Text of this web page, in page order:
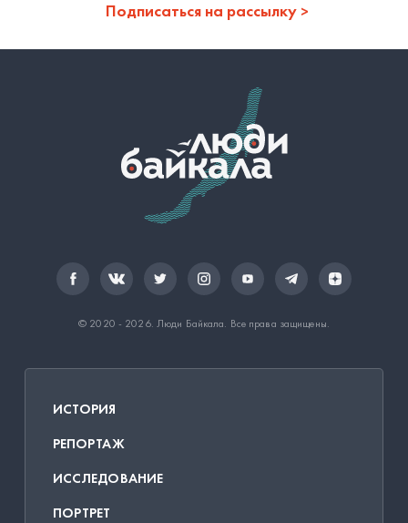
Подписаться на рассылку
© 2020 - 2026. Люди Байкала. Все права защищены.
ИСТОРИЯ
РЕПОРТАЖ
ИССЛЕДОВАНИЕ
ПОРТРЕТ